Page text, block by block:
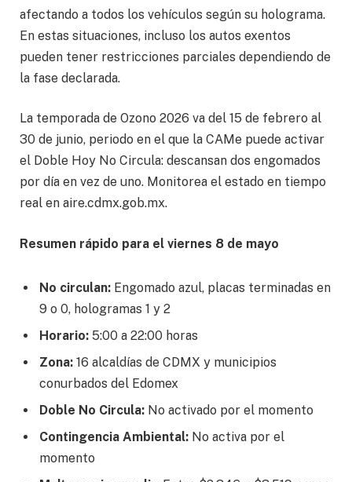
afectando a todos los vehículos según su holograma.
En estas situaciones, incluso los autos exentos
pueden tener restricciones parciales dependiendo de
la fase declarada.
La temporada de Ozono 2026 va del 15 de febrero al
30 de junio, periodo en el que la CAMe puede activar
el Doble Hoy No Circula: descansan dos engomados
por día en vez de uno. Monitorea el estado en tiempo
real en aire.cdmx.gob.mx.
Resumen rápido para el viernes 8 de mayo
No circulan: Engomado azul, placas terminadas en
9 o 0, hologramas 1 y 2
Horario: 5:00 a 22:00 horas
Zona: 16 alcaldías de CDMX y municipios
conurbados del Edomex
Doble No Circula: No activado por el momento
Contingencia Ambiental: No activa por el
momento